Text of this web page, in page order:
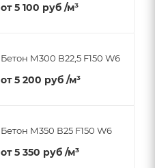
от5 100 руб /м³
Бетон М300 В22,5 F150 W6
от5 200 руб /м³
Бетон М350 В25 F150 W6
от5 350 руб /м³